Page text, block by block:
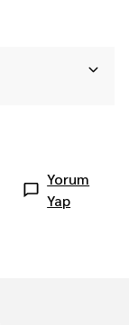
Yorum
Yap